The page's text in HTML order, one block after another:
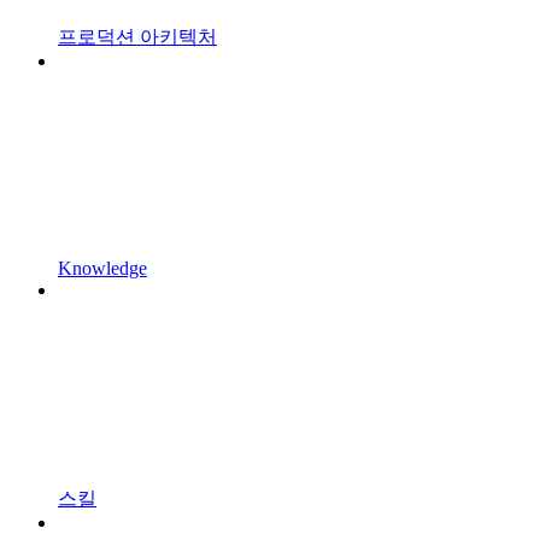
프로덕션 아키텍처
Knowledge
스킬